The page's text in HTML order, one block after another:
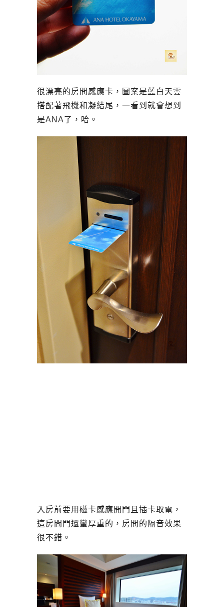
很漂亮的房間感應卡，圖案是藍白天雲
搭配著飛機和凝結尾，一看到就會想到
是ANA了，哈。
入房前要用磁卡感應開門且插卡取電，
這房間門還蠻厚重的，房間的隔音效果
很不錯。